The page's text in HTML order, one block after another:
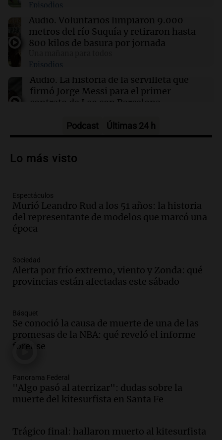
Joan Gaspart: "Sin Jorge, no sé si Messi
hubiera llegado adonde llegó"
11:52 Sociedad
Messi cerró sus puertas por duelo
Episodios
Audio. Voluntarios limpiaron 9.000
metros del río Suquía y retiraron hasta
800 kilos de basura por jornada
Episodios
Audio. La historia de la servilleta que
firmó Jorge Messi para el primer
contrato de Leo con Barcelona
Messi hubiera llegado adonde llegó"
Audio.
El orgullo y el sueño argentino de
Jorge Messi en una entrevista con Rony
Vargas en 2007
Una mañana para todos
Audio.
las nuevas detenciones: "En esa casa
todos tenían algo que ver"
Audio.Nutricionista derribó el mito del
desayuno ideal: ¿ qué alimentos
conviene priorizar cada día ?
Una mañana para todos
Audio.Murió Jorge Messi
Una mañana para todos
Audio.Mateo, a los 25 años, lucha
Podcast Últimas 24 h
Lo más visto
Espectáculos
Murió Leandro Rud a los 51 años: la historia
del representante de modelos que marcó una
época
Sociedad
Alerta por frío extremo, viento y Zonda: qué
provincias están afectadas este sábado
Básquet
Se conoció la causa de muerte de una de las
promesas de la NBA: qué reveló el informe
forense
Panorama Federal
"Algo pasó al aterrizar": dudas sobre la
muerte del kitesurfista en Santa Fe
Trágico final: hallaron muerto al kitesurfista